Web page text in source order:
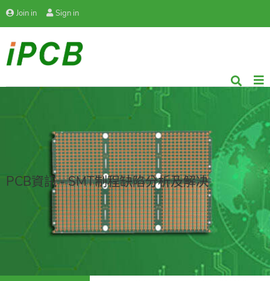
Join in Sign in
PCB資訊 - SMT制程缺陷分析及解决